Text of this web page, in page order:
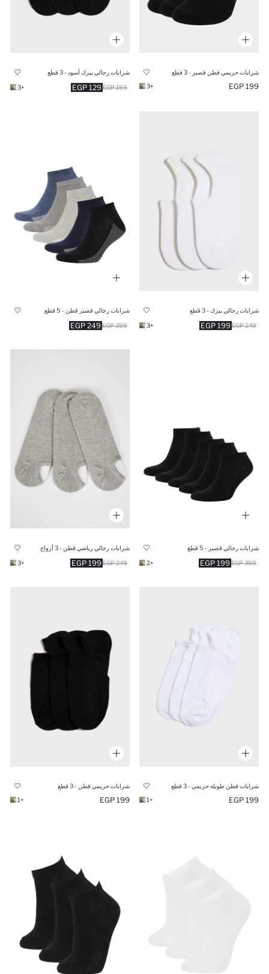
شرابات حريمي قطن قصير - 3 قطع
199 EGP
+3
شرابات رجالي بيزك أسود - 3 قطع
129 EGP 199 EGP
+3
شرابات رجالي بيزك - 3 قطع
199 EGP 249 EGP
+3
شرابات رجالي قصير قطن - 5 قطع
249 EGP 399 EGP
شرابات رجالي قصير - 5 قطع
199 EGP 399 EGP
+2
شرابات رجالي رياضي قطن - 3 أزواج
199 EGP 249 EGP
+3
شرابات قطن طويلة حريمي - 3 قطع
199 EGP
+1
شرابات حريمي قطن - 3 قطع
199 EGP
+1